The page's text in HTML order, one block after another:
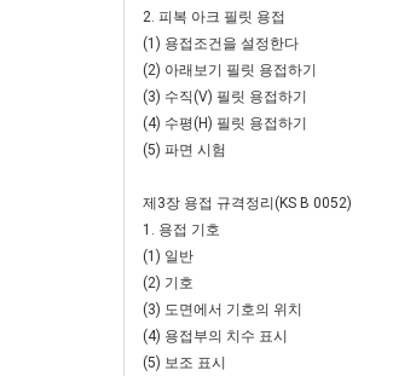
2. 피복 아크 필릿 용접
(1) 용접조건을 설정한다
(2) 아래보기 필릿 용접하기
(3) 수직(V) 필릿 용접하기
(4) 수평(H) 필릿 용접하기
(5) 파면 시험
제3장 용접 규격정리(KS B 0052)
1. 용접 기호
(1) 일반
(2) 기호
(3) 도면에서 기호의 위치
(4) 용접부의 치수 표시
(5) 보조 표시